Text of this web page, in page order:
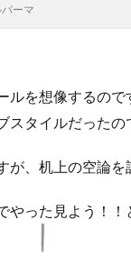
ーマ
を想像するの
タイルだった
が、机上の空論を
やった見よう！！